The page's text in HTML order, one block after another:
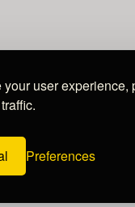
user experience,
Preferences